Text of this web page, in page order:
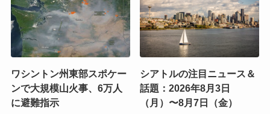
ワシントン州東部スポケー
ンで大規模山火事、6万人
に避難指示
シアトルの注目ニュース＆
話題：2026年8月3日
（月）〜8月7日（金）